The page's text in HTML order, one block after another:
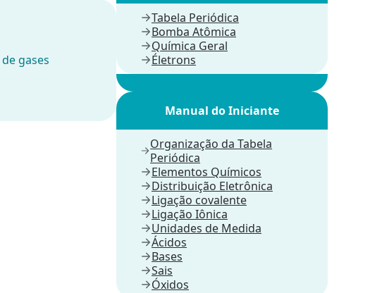
gases
Tabela Periódica
Bomba Atômica
Química Geral
Életrons
Manual do Iniciante
Organização da Tabela
Periódica
Elementos Químicos
Distribuição Eletrônica
Ligação covalente
Ligação Iônica
Unidades de Medida
Ácidos
Bases
Sais
Óxidos